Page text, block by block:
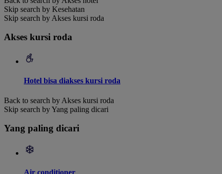
Skip search by Kesehatan
Skip search by Akses kursi roda
Akses kursi roda
Hotel bisa diakses kursi roda
Back to search by Akses kursi roda
Skip search by Yang paling dicari
Yang paling dicari